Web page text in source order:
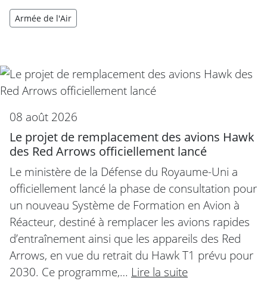
Armée de l'Air
08 août 2026
Le projet de remplacement des avions Hawk
des Red Arrows officiellement lancé
Le ministère de la Défense du Royaume-Uni a
officiellement lancé la phase de consultation pour
un nouveau Système de Formation en Avion à
Réacteur, destiné à remplacer les avions rapides
d’entraînement ainsi que les appareils des Red
Arrows, en vue du retrait du Hawk T1 prévu pour
2030. Ce programme,… Lire la suite